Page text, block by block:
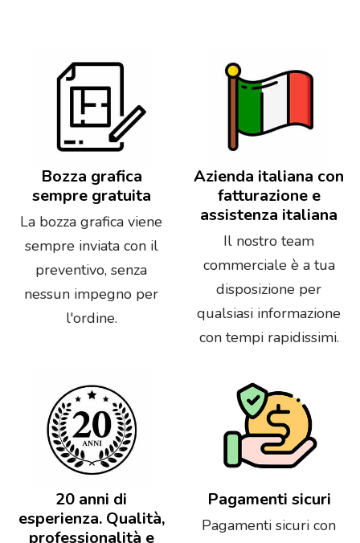
Bozza grafica
sempre gratuita
La bozza grafica viene
sempre inviata con il
preventivo, senza
nessun impegno per
l'ordine.
Azienda italiana con
fatturazione e
assistenza italiana
Il nostro team
commerciale è a tua
disposizione per
qualsiasi informazione
con tempi rapidissimi.
20 anni di
esperienza. Qualità,
professionalità e
Pagamenti sicuri
Pagamenti sicuri con